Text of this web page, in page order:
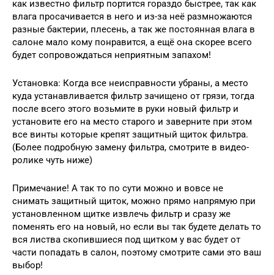
как известно фильтр портится гораздо быстрее, так как
влага просачивается в него и из-за неё размножаются
разные бактерии, плесень, а так же постоянная влага в
салоне мало кому понравится, а ещё она скорее всего
будет сопровождаться неприятным запахом!
Установка: Когда все неисправности убраны, а место
куда устанавливается фильтр зачищено от грязи, тогда
после всего этого возьмите в руки новый фильтр и
установите его на место старого и заверните при этом
все винты которые крепят защитный щиток фильтра.
(Более подробную замену фильтра, смотрите в видео-
ролике чуть ниже)
Примечание! А так то по сути можно и вовсе не
снимать защитный щиток, можно прямо напрямую при
установленном щитке извлечь фильтр и сразу же
поменять его на новый, но если вы так будете делать то
вся листва скопившиеся под щитком у вас будет от
части попадать в салон, поэтому смотрите сами это ваш
выбор!